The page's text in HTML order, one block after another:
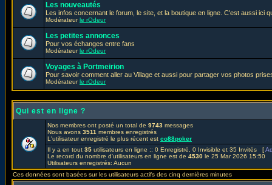
Les nouveautés
Les infos concernant le forum, le site, et la boutique en ligne. C'est aussi ici
Modérateurle rOdeur
Les petites annonces
Pour vos échanges entre fans
Modérateurle rOdeur
Voyages à Portmeirion
Pour savoir comment aller au Village et aussi pour partager vos photos
Modérateurle rOdeur
Qui est en ligne ?
Nos membres ont posté un total de 9743 messages
Nous avons 3511 membres enregistrés
L'utilisateur enregistré le plus récent est co88poker
Il y a en tout 35 utilisateurs en ligne :: 0 Enregistré, 0 Invisible et 35 Invités [
Le record du nombre d'utilisateurs en ligne est de 4530 le 25 Mar 2026 15:50
Utilisateurs enregistrés: Aucun
Ces données sont basées sur les utilisateurs actifs des cinq dernières minutes